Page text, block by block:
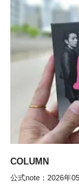
COLUMN
公式note：2026年